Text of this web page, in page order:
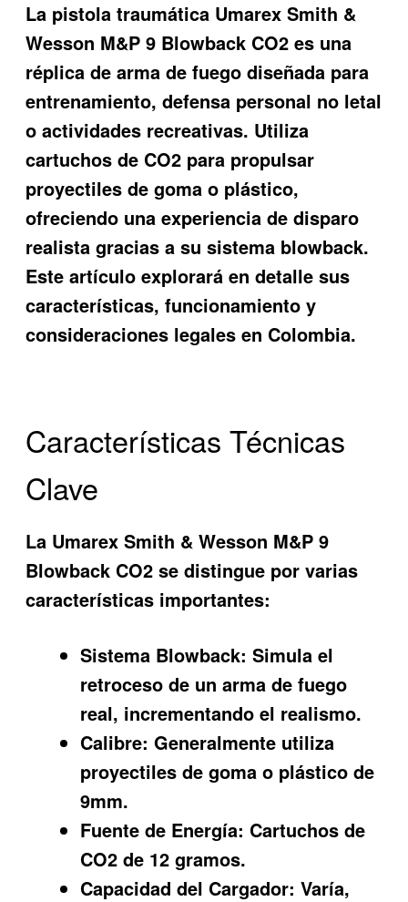
La pistola traumática Umarex Smith &
Wesson M&P 9 Blowback CO2 es una
réplica de arma de fuego diseñada para
entrenamiento, defensa personal no letal
o actividades recreativas. Utiliza
cartuchos de CO2 para propulsar
proyectiles de goma o plástico,
ofreciendo una experiencia de disparo
realista gracias a su sistema blowback.
Este artículo explorará en detalle sus
características, funcionamiento y
consideraciones legales en Colombia.
Características Técnicas
Clave
La Umarex Smith & Wesson M&P 9
Blowback CO2 se distingue por varias
características importantes:
Sistema Blowback: Simula el
retroceso de un arma de fuego
real, incrementando el realismo.
Calibre: Generalmente utiliza
proyectiles de goma o plástico de
9mm.
Fuente de Energía: Cartuchos de
CO2 de 12 gramos.
Capacidad del Cargador: Varía,